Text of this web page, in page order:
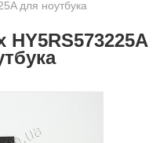
для ноутбука